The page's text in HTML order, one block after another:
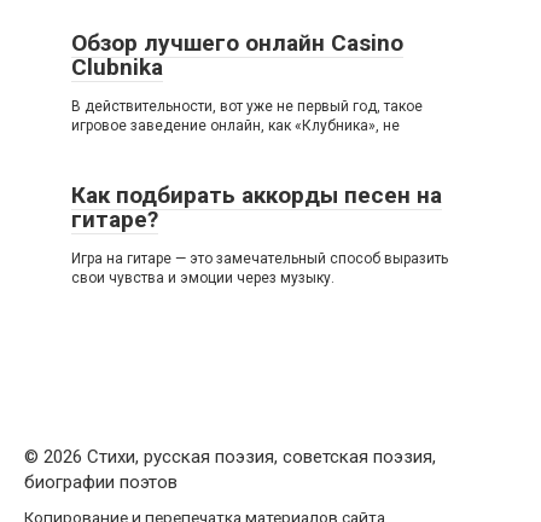
Обзор лучшего онлайн Casino
Clubnika
В действительности, вот уже не первый год, такое
игровое заведение онлайн, как «Клубника», не
Как подбирать аккорды песен на
гитаре?
Игра на гитаре — это замечательный способ выразить
свои чувства и эмоции через музыку.
© 2026 Стихи, русская поэзия, советская поэзия,
биографии поэтов
Копирование и перепечатка материалов сайта